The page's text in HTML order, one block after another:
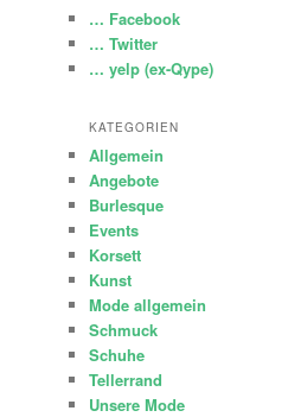
… Facebook
… Twitter
… yelp (ex-Qype)
KATEGORIEN
Allgemein
Angebote
Burlesque
Events
Korsett
Kunst
Mode allgemein
Schmuck
Schuhe
Tellerrand
Unsere Mode